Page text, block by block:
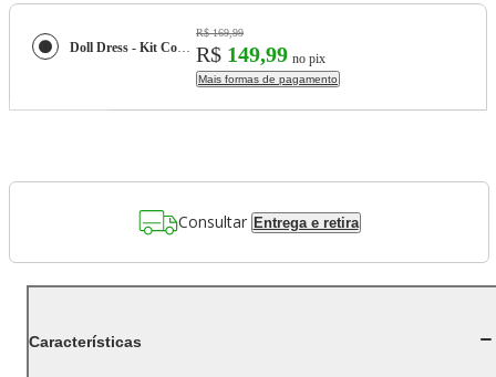
Doll Dress - Kit Com 9 Vestidos e Acessórios Sortidos
R$ 169,99
R$ 149,99 no pix
Mais formas de pagamento
Consultar Entrega e retira
Características